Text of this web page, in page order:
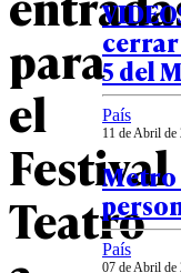
para
el
Festival
Teatro
cerrar
5 del
País
11 de Abril de
Metro
País
07 de Abril de